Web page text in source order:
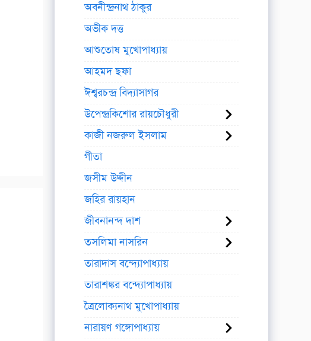
অবনীন্দ্রনাথ ঠাকুর
অভীক দত্ত
আশুতোষ মুখোপাধ্যায়
আহমদ ছফা
ঈশ্বরচন্দ্র বিদ্যাসাগর
উপেন্দ্রকিশোর রায়চৌধুরী
কাজী নজরুল ইসলাম
গীতা
জসীম উদ্দীন
জহির রায়হান
জীবনানন্দ দাশ
তসলিমা নাসরিন
তারাদাস বন্দ্যোপাধ্যায়
তারাশঙ্কর বন্দ্যোপাধ্যায়
ত্রৈলোক্যনাথ মুখোপাধ্যায়
নারায়ণ গঙ্গোপাধ্যায়